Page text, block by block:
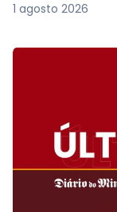
1 agosto 2026